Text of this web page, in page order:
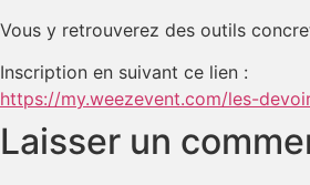
Vous y retrouverez des outils
Inscription en suivant ce lien :
https://my.weezevent.com/les-
Laisser un